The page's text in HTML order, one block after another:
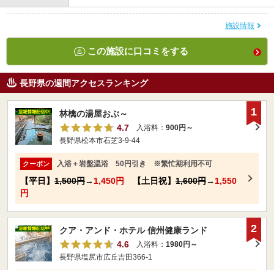
施設情報
この施設に口コミをする
長野県の週間アクセスランキング
林檎の湯屋おぶ～
4.7
入浴料： 900円～
長野県松本市石芝3-9-44
クーポン 入浴＋岩盤温浴 50円引き ※繁忙期利用不可
【平日】 1,500円→ 1,450円 【土日祝】 1,600円→ 1,550
円
1
クア・アンド・ホテル 信州健康ランド
4.6
入浴料： 1980円～
長野県塩尻市広丘吉田366-1
2